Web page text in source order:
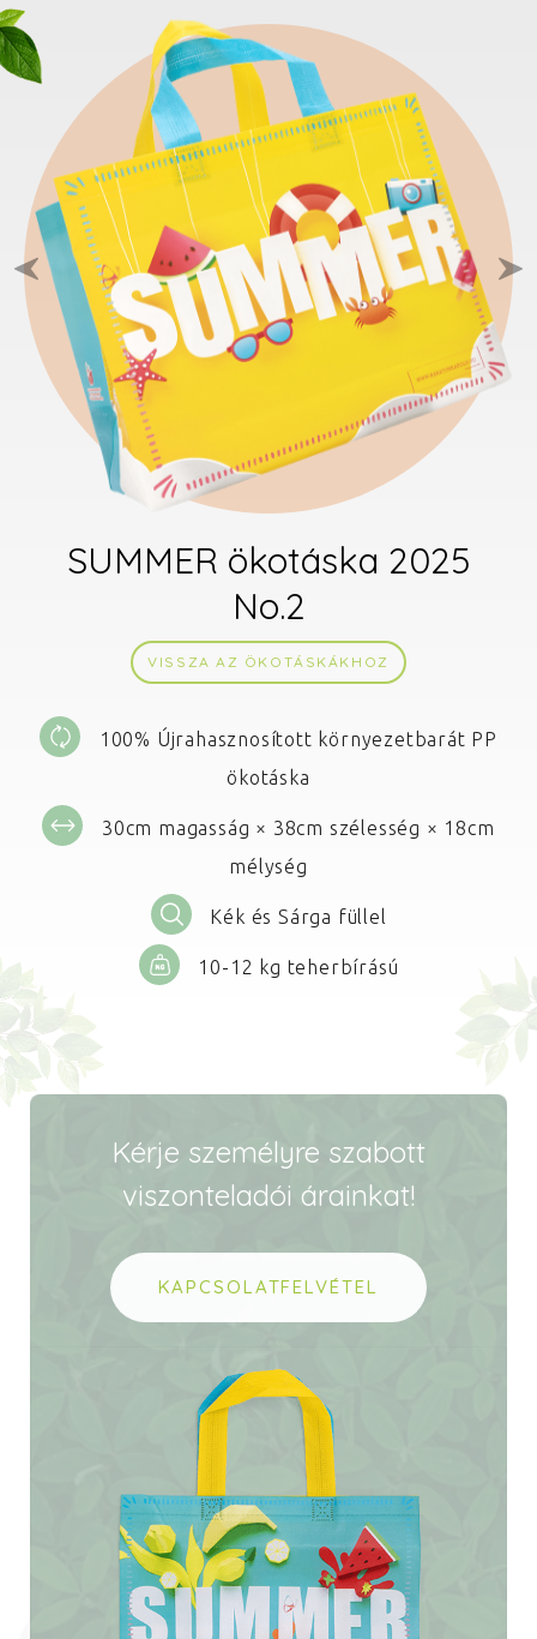
SUMMER ökotáska 2025
No.2
VISSZA AZ ÖKOTÁSKÁKHOZ
100% Újrahasznosított környezetbarát PP
ökotáska
30cm magasság × 38cm szélesség × 18cm
mélység
Kék és Sárga füllel
10-12 kg teherbírású
Kérje személyre szabott
viszonteladói árainkat!
KAPCSOLATFELVÉTEL